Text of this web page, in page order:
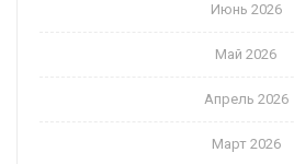
Июнь 2026
Май 2026
Апрель 2026
Март 2026